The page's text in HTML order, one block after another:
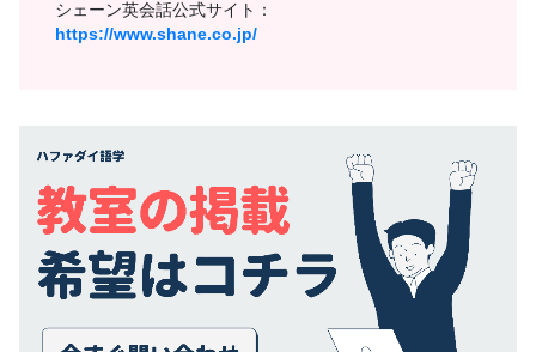
シェーン英会話公式サイト：
https://www.shane.co.jp/